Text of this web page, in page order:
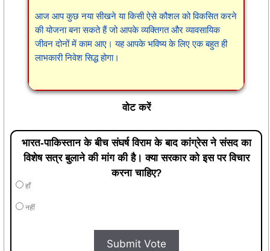
आज आप कुछ नया सीखने या किसी ऐसे कौशल को विकसित करने
की योजना बना सकते हैं जो आपके व्यक्तिगत और व्यावसायिक
जीवन दोनों में काम आए। यह आपके भविष्य के लिए एक बहुत ही
लाभकारी निवेश सिद्ध होगा।
वोट करें
भारत-पाकिस्तान के बीच संघर्ष विराम के बाद कांग्रेस ने संसद का
विशेष सत्र बुलाने की मांग की है। क्या सरकार को इस पर विचार
करना चाहिए?
हाँ
नहीं
Submit Vote